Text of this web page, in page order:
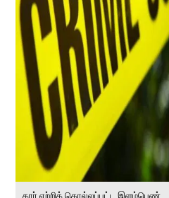
கார் ஏற்றிக் கொல்லப்பட்ட இளம்பெண்